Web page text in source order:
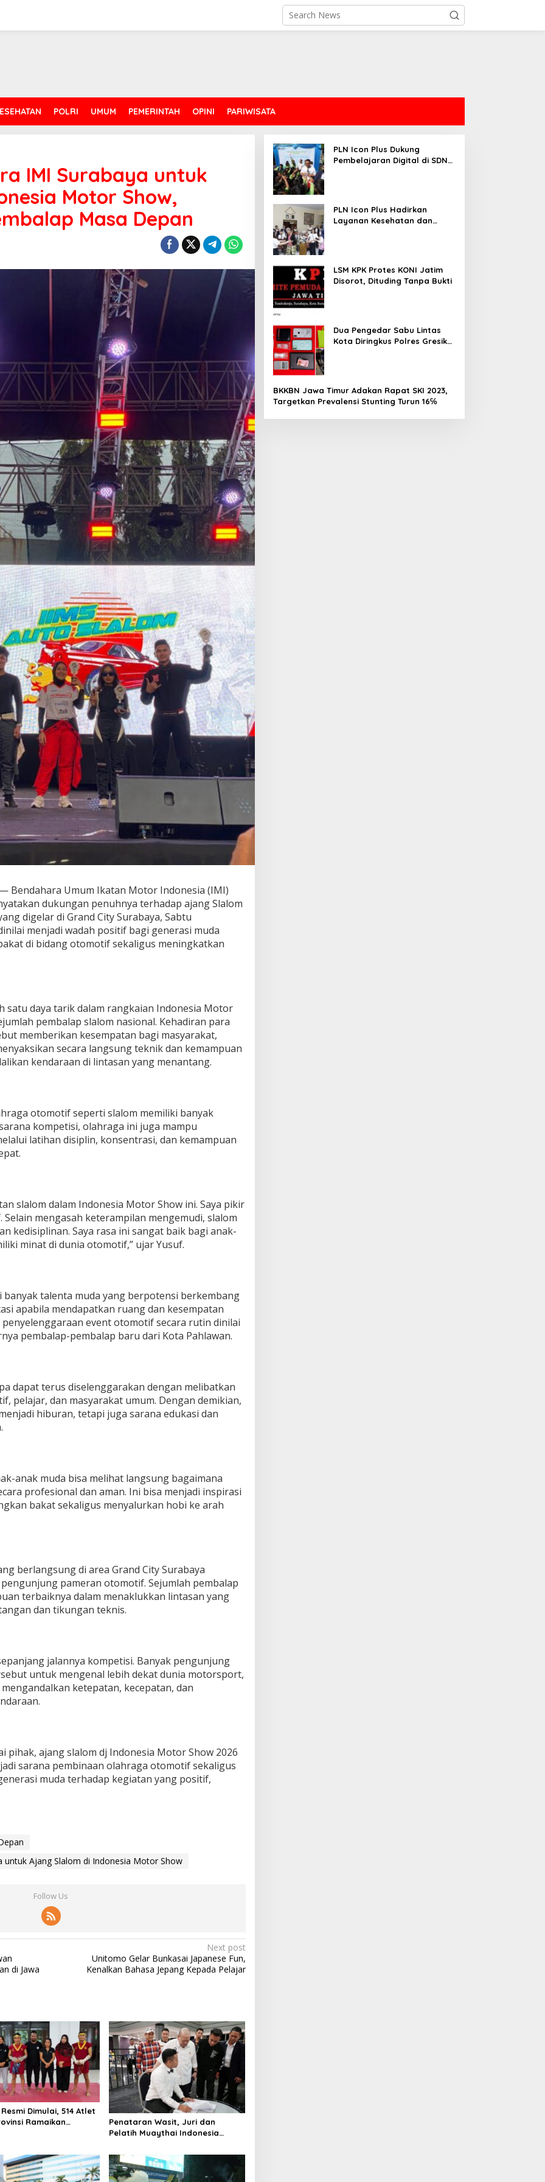
POLRI UMUM PEMERINTAH OPINI PARIWISATA
IMI Surabaya untuk
Motor Show,
Masa Depan
— Bendahara Umum Ikatan Motor Indonesia (IMI)
dukungan penuhnya terhadap ajang Slalom
digelar di Grand City Surabaya, Sabtu
menjadi wadah positif bagi generasi muda
di bidang otomotif sekaligus meningkatkan
satu daya tarik dalam rangkaian Indonesia Motor
pembalap slalom nasional. Kehadiran para
memberikan kesempatan bagi masyarakat,
secara langsung teknik dan kemampuan
kendaraan di lintasan yang menantang.
otomotif seperti slalom memiliki banyak
kompetisi, olahraga ini juga mampu
latihan disiplin, konsentrasi, dan kemampuan
slalom dalam Indonesia Motor Show ini. Saya pikir
mengasah keterampilan mengemudi, slalom
kedisiplinan. Saya rasa ini sangat baik bagi anak-
minat di dunia otomotif,” ujar Yusuf.
talenta muda yang berpotensi berkembang
apabila mendapatkan ruang dan kesempatan
penyelenggaraan event otomotif secara rutin dinilai
pembalap-pembalap baru dari Kota Pahlawan.
dapat terus diselenggarakan dengan melibatkan
pelajar, dan masyarakat umum. Dengan demikian,
hiburan, tetapi juga sarana edukasi dan
anak muda bisa melihat langsung bagaimana
profesional dan aman. Ini bisa menjadi inspirasi
bakat sekaligus menyalurkan hobi ke arah
berlangsung di area Grand City Surabaya
pameran otomotif. Sejumlah pembalap
terbaiknya dalam menaklukkan lintasan yang
dan tikungan teknis.
jalannya kompetisi. Banyak pengunjung
untuk mengenal lebih dekat dunia motorsport,
ketepatan, kecepatan, dan
pihak, ajang slalom dj Indonesia Motor Show 2026
sarana pembinaan olahraga otomotif sekaligus
muda terhadap kegiatan yang positif,
untuk Ajang Slalom di Indonesia Motor Show
Follow Us
di Jawa
Next post
Unitomo Gelar Bunkasai Japanese Fun,
Kenalkan Bahasa Jepang Kepada Pelajar
Resmi Dimulai, 514 Atlet
Ramaikan
Penataran Wasit, Juri dan
Pelatih Muaythai Indonesia
di Jakarta
PLN Icon Plus Dukung
Pembelajaran Digital di SDN
PLN Icon Plus Hadirkan
Layanan Kesehatan dan
LSM KPK Protes KONI Jatim
Disorot, Dituding Tanpa Bukti
Dua Pengedar Sabu Lintas
Kota Diringkus Polres Gresik
BKKBN Jawa Timur Adakan Rapat SKI 2023,
Targetkan Prevalensi Stunting Turun 16℅